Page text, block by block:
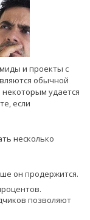
и проекты с
обычной
удается
если
несколько
он продержится.
позволяют